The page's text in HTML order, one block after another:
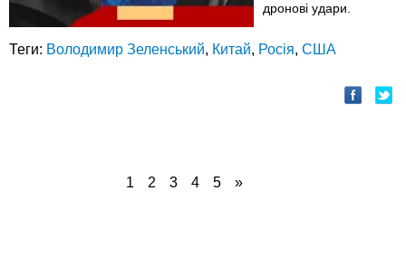
дронові удари.
Теги: Володимир Зеленський, Китай, Росія, США
1 2 3 4 5 »